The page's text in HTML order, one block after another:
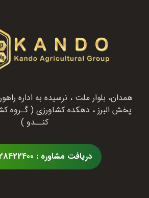
همدان، بلوار ملت ، نرسیده به اداره
پخش البرز ، دهکده کشاورزی ( گـروه
کنــدو )
دریافت مشاوره : 28422400 – 021